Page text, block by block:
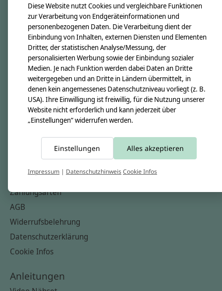
crêpes suzette
Über uns
Unsere Creppies
Nähkästchen
Unsere Stoffe
Impressum
Versandkosten & Rücksendungen
Zahlungsarten
AGB
Widerrufsbelehrung
Datenschutzerklärung
Cookie Infos
Anleitungen
Diese Website nutzt Cookies und vergleichbare Funktionen
zur Verarbeitung von Endgeräteinformationen und
personenbezogenen Daten. Die Verarbeitung dient der
Einbindung von Inhalten, externen Diensten und Elementen
Dritter, der statistischen Analyse/Messung, der
personalisierten Werbung sowie der Einbindung sozialer
Medien. Je nach Funktion werden dabei Daten an Dritte
weitergegeben und an Dritte in Ländern übermittelt, in
denen kein angemessenes Datenschutzniveau vorliegt (z. B.
USA). Ihre Einwilligung ist freiwillig, für die Nutzung unserer
Website nicht erforderlich und kann jederzeit über
„Einstellungen“ widerrufen werden.
Einstellungen Alles akzeptieren
Impressum | DatenschutzhinweisCookie Infos